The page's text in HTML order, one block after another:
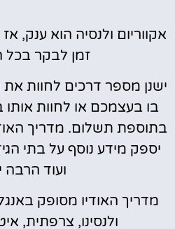
אקווריום ולנסיה הוא ענק,
זמן לבקר בכל
ישנן מספר דרכים לחוות את
בו בעצמכם או לחוות אותו
בתוספת תשלום. מדריך
יספק מידע נוסף על בתי
ועוד הרבה
מדריך האודיו מסופק
ולנסינו, צרפתית,